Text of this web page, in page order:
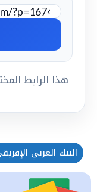
هذا الرابط
البنك العربي